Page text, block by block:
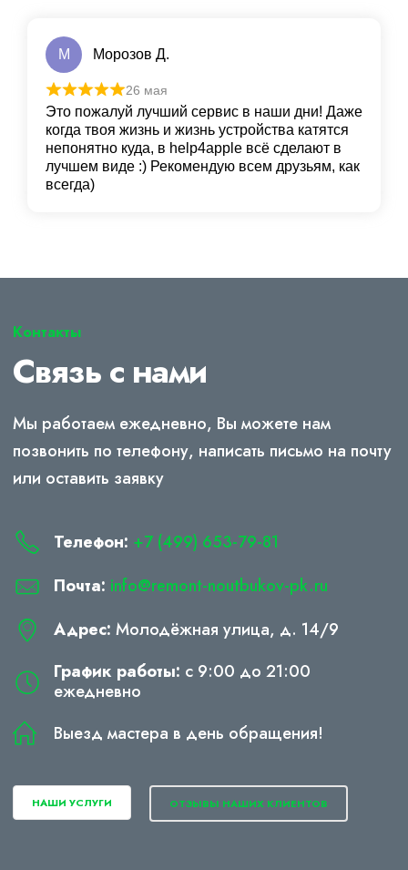
М Морозов Д.
26 мая
Это пожалуй лучший сервис в наши дни! Даже
когда твоя жизнь и жизнь устройства катятся
непонятно куда, в help4apple всё сделают в
лучшем виде :) Рекомендую всем друзьям, как
всегда)
Контакты
Связь с нами
Мы работаем ежедневно, Вы можете нам
позвонить по телефону, написать письмо на почту
или оставить заявку
Телефон: +7 (499) 653-79-81
Почта: info@remont-noutbukov-pk.ru
Адрес: Молодёжная улица, д. 14/9
График работы: с 9:00 до 21:00
ежедневно
Выезд мастера в день обращения!
НАШИ УСЛУГИ ОТЗЫВЫ НАШИХ КЛИЕНТОВ